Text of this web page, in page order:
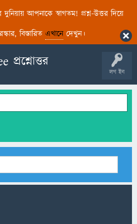
দুনিয়ায় আপনাকে স্বাগতম! প্রশ্ন-উত্তর দিয়ে
বিস্তারিত এখানেদেখুন।
লগ ইন